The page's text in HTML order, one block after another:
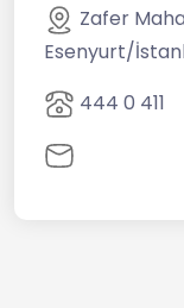
Zafer
Esenyurt/
444 0 411